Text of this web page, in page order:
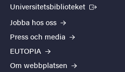
Universitetsbiblioteket (Extern länk)
Jobba hos oss
Press och media
EUTOPIA
Om webbplatsen